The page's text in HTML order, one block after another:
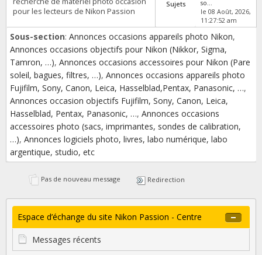
pour les lecteurs de Nikon Passion
Sujets
so...
le 08 Août, 2026,
11:27:52 am
Sous-section: Annonces occasions appareils photo Nikon,
Annonces occasions objectifs pour Nikon (Nikkor, Sigma,
Tamron, …), Annonces occasions accessoires pour Nikon (Pare
soleil, bagues, filtres, …), Annonces occasions appareils photo
Fujifilm, Sony, Canon, Leica, Hasselblad,Pentax, Panasonic, …,
Annonces occasion objectifs Fujifilm, Sony, Canon, Leica,
Hasselblad, Pentax, Panasonic, …, Annonces occasions
accessoires photo (sacs, imprimantes, sondes de calibration,
…), Annonces logiciels photo, livres, labo numérique, labo
argentique, studio, etc
Pas de nouveau message Redirection
Espace d’échange du site Nikon Passion - Centre
d'informations
Messages récents